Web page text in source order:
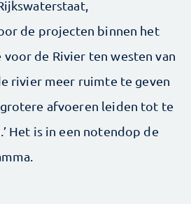
de projecten binnen het
de Rivier ten westen van
rivier meer ruimte te geven
afvoeren leiden tot te
Het is in een notendop de